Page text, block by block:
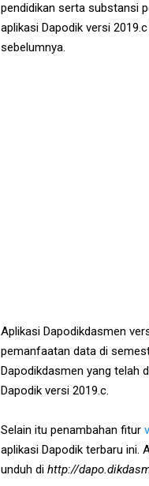
pendidikan serta substansi
aplikasi Dapodik versi
sebelumnya.
Aplikasi Dapodikdasmen
pemanfaatan data di
Dapodikdasmen yang telah
Dapodik versi 2019.c.
Selain itu penambahan fitur
aplikasi Dapodik terbaru ini.
unduh di http://